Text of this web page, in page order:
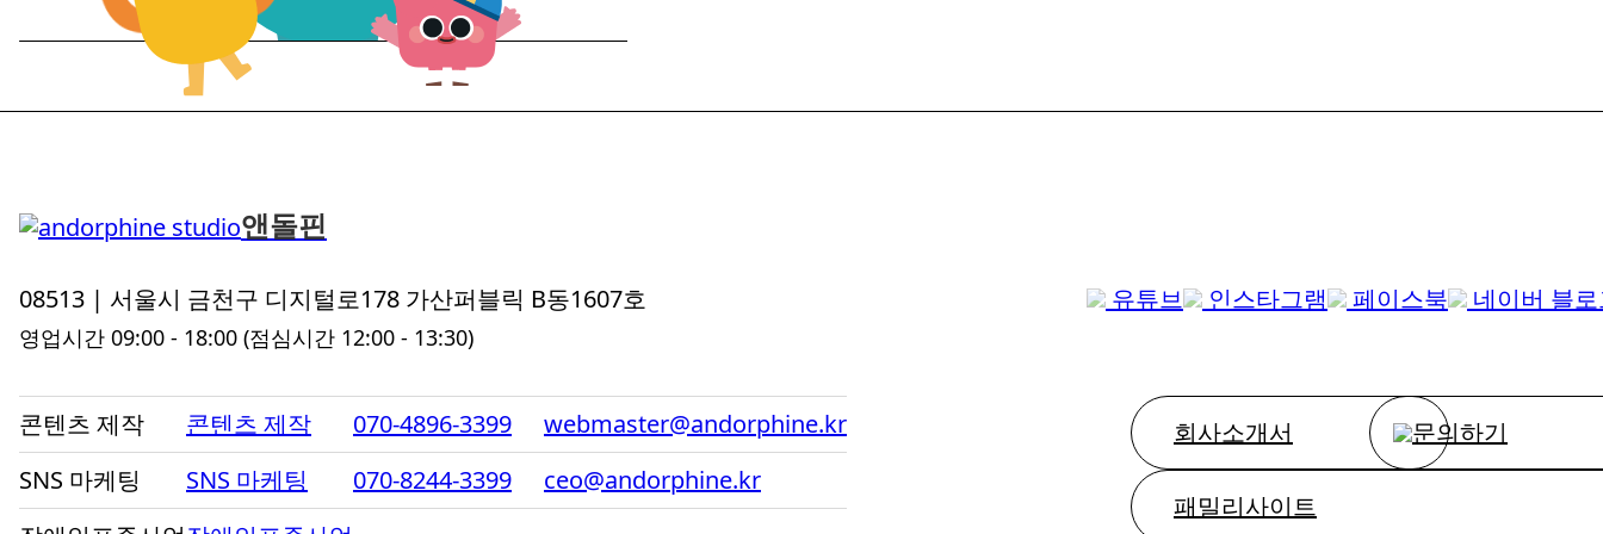
앤돌핀
08513 | 서울시 금천구 디지털로178 가산퍼블릭 B동1607호
영업시간 09:00 - 18:00 (점심시간 12:00 - 13:30)
유튜브 인스타그램 페이스북 네이버 블
콘텐츠 제작 콘텐츠 제작 070-4896-3399
webmaster@andorphine.kr
SNS 마케팅
SNS 마케팅 070-8244-3399
ceo@andorphine.kr
회사소개서 문의하기
패밀리사이트